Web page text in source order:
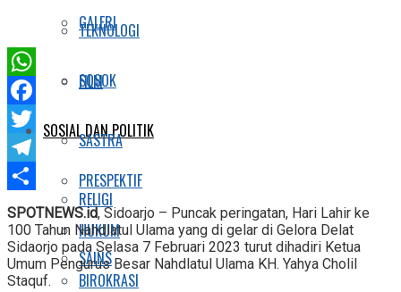
TEKNOLOGI
SOSOK
SOSIAL DAN POLITIK
PRESPEKTIF
HUKUM
BIROKRASI
GALERI
FILM
SASTRA
RELIGI
SAINS
WhatsApp
Facebook
Twitter
Telegram
Share
SPOTNEWS.id, Sidoarjo – Puncak peringatan, Hari Lahir ke
100 Tahun Nahdlatul Ulama yang di gelar di Gelora Delat
Sidaorjo pada Selasa 7 Februari 2023 turut dihadiri Ketua
Umum Pengurus Besar Nahdlatul Ulama KH. Yahya Cholil
Staquf.